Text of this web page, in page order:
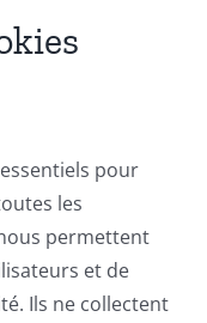
pour
les
permettent
et de
Ils ne collectent